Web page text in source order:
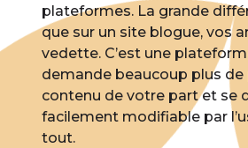
plateformes. La grande
que sur un site blogue, vos
vedette. C’est une
demande beaucoup plus
contenu de votre part et se
facilement modifiable par
tout.